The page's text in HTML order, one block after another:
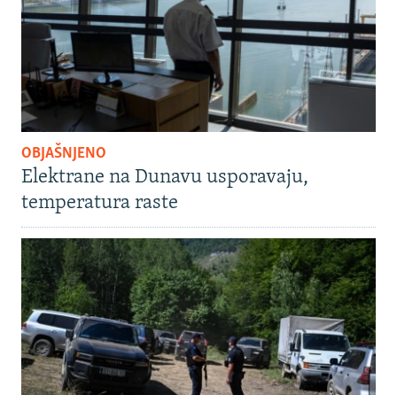
OBJAŠNJENO
Elektrane na Dunavu usporavaju,
temperatura raste